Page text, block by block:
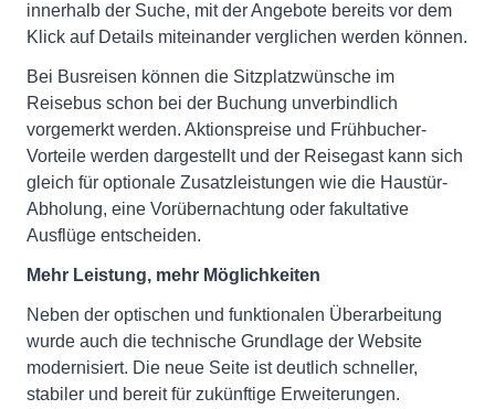
innerhalb der Suche, mit der Angebote bereits vor dem
Klick auf Details miteinander verglichen werden können.
Bei Busreisen können die Sitzplatzwünsche im
Reisebus schon bei der Buchung unverbindlich
vorgemerkt werden. Aktionspreise und Frühbucher-
Vorteile werden dargestellt und der Reisegast kann sich
gleich für optionale Zusatzleistungen wie die Haustür-
Abholung, eine Vorübernachtung oder fakultative
Ausflüge entscheiden.
Mehr Leistung, mehr Möglichkeiten
Neben der optischen und funktionalen Überarbeitung
wurde auch die technische Grundlage der Website
modernisiert. Die neue Seite ist deutlich schneller,
stabiler und bereit für zukünftige Erweiterungen.